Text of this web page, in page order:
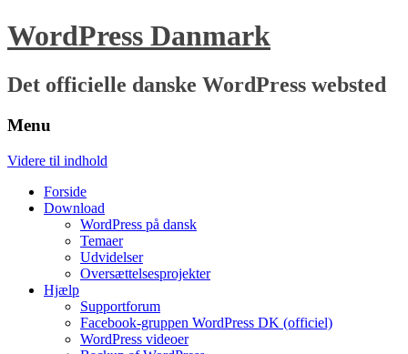
WordPress Danmark
Det officielle danske WordPress websted
Menu
Videre til indhold
Forside
Download
WordPress på dansk
Temaer
Udvidelser
Oversættelsesprojekter
Hjælp
Supportforum
Facebook-gruppen WordPress DK (officiel)
WordPress videoer